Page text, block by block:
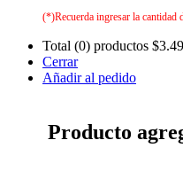
(*)Recuerda ingresar la cantidad
Total (0) productos
Cerrar
Añadir al pedido
Producto